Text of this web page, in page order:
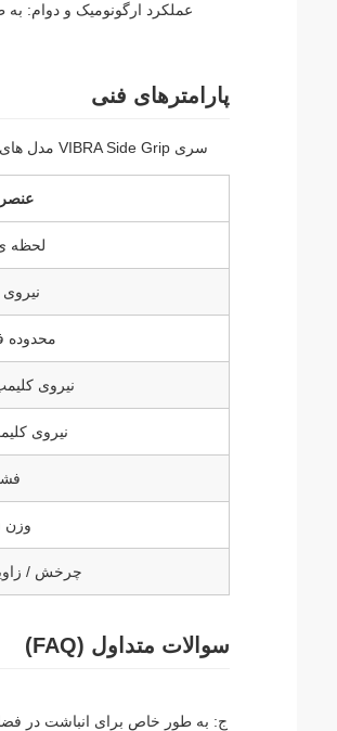
عملکرد ارگونومیک و دوام:
پارامترهای فنی
سری VIBRA Side Grip مدل های قدرتمندی را ارائه می دهد که برای مقیاس های مختلف پروژه در فضاهای محدود طراحی شده است.
عنصر
لحظه
محدوده
نیروی
نیروی
وزن
چرخش /
سوالات متداول (FAQ)
ج: به طور خاص برای انباشت در